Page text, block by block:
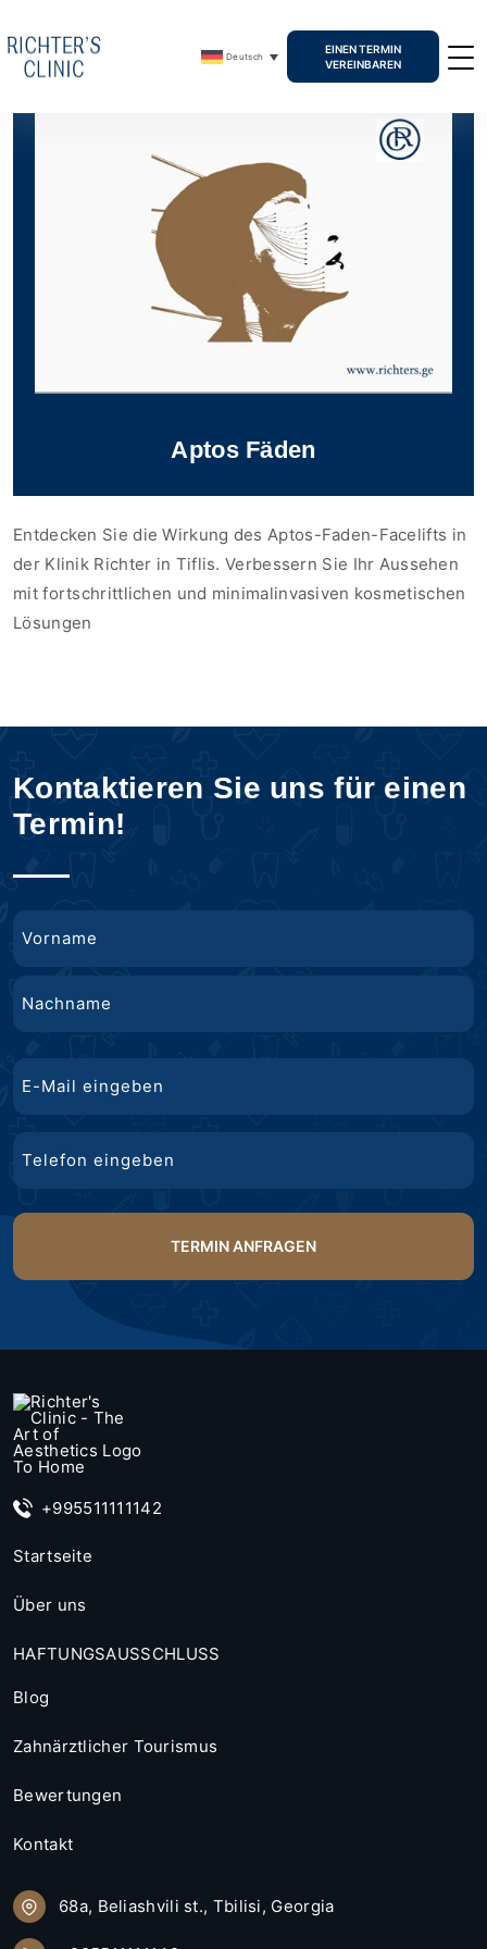
Deutsch
EINEN TERMIN
VEREINBAREN
Aptos Fäden
Entdecken Sie die Wirkung des Aptos-Faden-Facelifts in
der Klinik Richter in Tiflis. Verbessern Sie Ihr Aussehen
mit fortschrittlichen und minimalinvasiven kosmetischen
Lösungen
Kontaktieren Sie uns für einen
Termin!
+995511111142
Startseite
Über uns
HAFTUNGSAUSSCHLUSS
Blog
Zahnärztlicher Tourismus
Bewertungen
Kontakt
68a, Beliashvili st., Tbilisi, Georgia